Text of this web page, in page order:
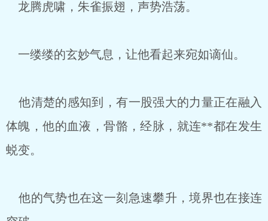
龙腾虎啸，朱雀振翅，声势浩荡。
一缕缕的玄妙气息，让他看起来宛如谪仙。
他清楚的感知到，有一股强大的力量正在融入
体魄，他的血液，骨骼，经脉，就连**都在发生
蜕变。
他的气势也在这一刻急速攀升，境界也在接连